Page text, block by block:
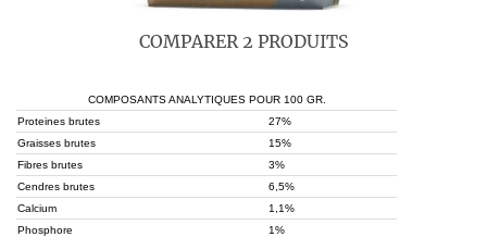
COMPARER 2 PRODUITS
COMPOSANTS ANALYTIQUES POUR 100 GR.
Proteines brutes
27%
Graisses brutes
15%
Fibres brutes
3%
Cendres brutes
6,5%
Calcium
1,1%
Phosphore
1%